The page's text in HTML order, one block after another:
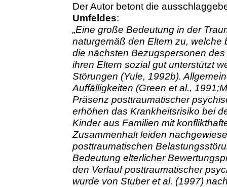
Der Autor betont die
Umfeldes:
„Eine große Bedeutung in der
naturgemäß den Eltern zu, welche
die nächsten Bezugspersonen
ihren Eltern sozial gut unterstützt
Störungen (Yule, 1992b).
Auffälligkeiten (Green et al.,
Präsenz posttraumatischer
erhöhen das Krankheitsrisiko bei
Kinder aus Familien mit
Zusammenhalt leiden
posttraumatischen
Bedeutung elterlicher
den Verlauf posttraumatischer
wurde von Stuber et al. (1997)